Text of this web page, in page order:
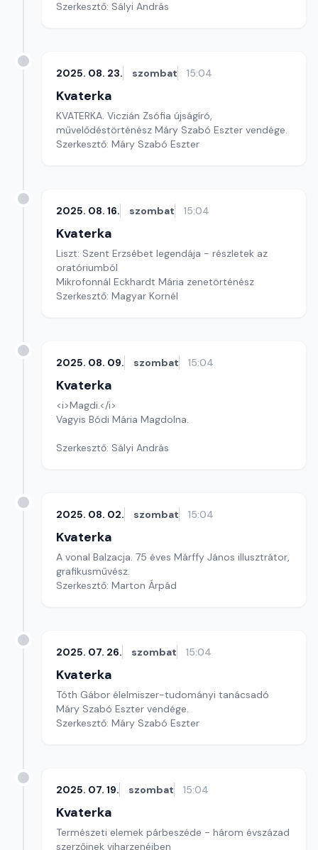
Szerkesztő: Sályi András
2025. 08. 23. szombat 15:04
Kvaterka
KVATERKA. Viczián Zsófia újságíró,
művelődéstörténész Máry Szabó Eszter vendége.
Szerkesztő: Máry Szabó Eszter
2025. 08. 16. szombat 15:04
Kvaterka
Liszt: Szent Erzsébet legendája - részletek az
oratóriumból
Mikrofonnál Eckhardt Mária zenetörténész
Szerkesztő: Magyar Kornél
2025. 08. 09. szombat 15:04
Kvaterka
<i>Magdi.</i>
Vagyis Bódi Mária Magdolna.
Szerkesztő: Sályi András
2025. 08. 02. szombat 15:04
Kvaterka
A vonal Balzacja. 75 éves Márffy János illusztrátor,
grafikusművész.
Szerkesztő: Marton Árpád
2025. 07. 26. szombat 15:04
Kvaterka
Tóth Gábor élelmiszer-tudományi tanácsadó
Máry Szabó Eszter vendége.
Szerkesztő: Máry Szabó Eszter
2025. 07. 19. szombat 15:04
Kvaterka
Természeti elemek párbeszéde - három évszázad
szerzőinek viharzenéiben